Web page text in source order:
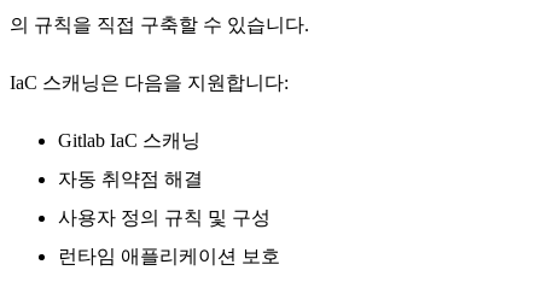
의 규칙을 직접 구축할 수 있습니다.
IaC 스캐닝은 다음을 지원합니다:
Gitlab IaC 스캐닝
자동 취약점 해결
사용자 정의 규칙 및 구성
런타임 애플리케이션 보호